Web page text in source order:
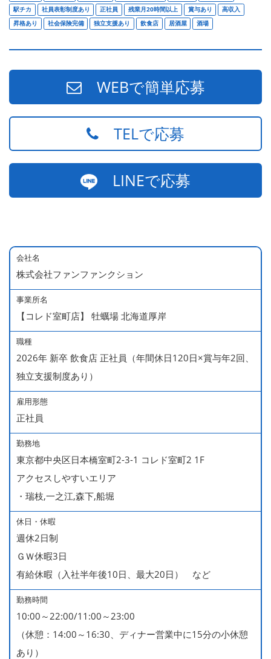
駅チカ
社員表彰制度あり 正社員 残業月20時間以上 賞与あり
高収入
昇格あり
社会保険完備 独立支援あり 飲食店 居酒屋 酒場
WEBで簡単応募
TELで応募
LINEで応募
会社名
株式会社ファンファンクション
事業所名
【コレド室町店】 牡蠣場 北海道厚岸
職種
2026年 新卒 飲食店 正社員（年間休日120日×賞与年2回、
独立支援制度あり）
雇用形態
正社員
勤務地
東京都中央区日本橋室町2-3-1 コレド室町2 1F
アクセスしやすいエリア
・瑞枝,一之江,森下,船堀
休日・休暇
週休2日制
ＧＷ休暇3日
有給休暇（入社半年後10日、最大20日） など
勤務時間
10:00～22:00/11:00～23:00
（休憩：14:00～16:30、ディナー営業中に15分の小休憩
あり）